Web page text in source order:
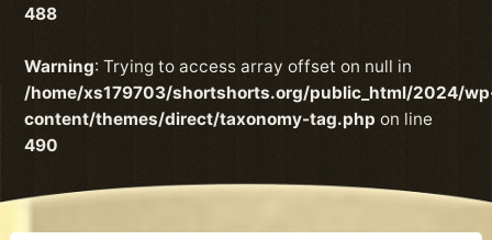
488
Warning: Trying to access array offset on null in
/home/xs179703/shortshorts.org/public_html/2024/
content/themes/direct/taxonomy-tag.php on line
490